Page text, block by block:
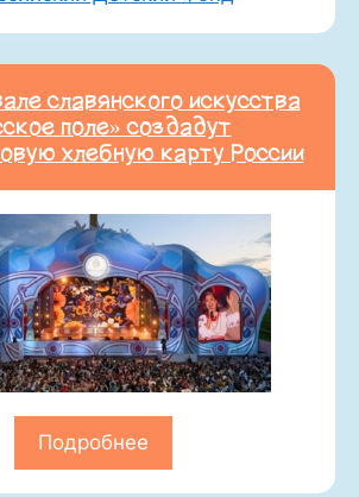
славянского искусства
поле» создадут
хлебную карту России
Подробнее